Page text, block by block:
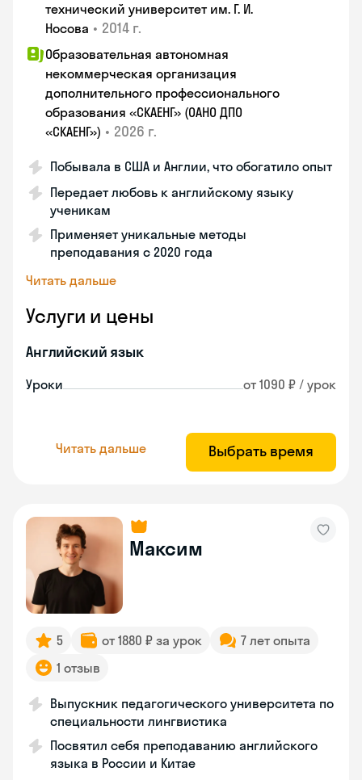
технический университет им. Г. И.
Носова • 2014 г.
Образовательная автономная
некоммерческая организация
дополнительного профессионального
образования «СКАЕНГ» (ОАНО ДПО
«СКАЕНГ») • 2026 г.
Побывала в США и Англии, что обогатило опыт
Передает любовь к английскому языку
ученикам
Применяет уникальные методы
преподавания с 2020 года
Читать дальше
Услуги и цены
Английский язык
Уроки от 1090 ₽ / урок
Читать дальше Выбрать время
Максим
5 от 1880 ₽ за урок
7 лет опыта
1 отзыв
Выпускник педагогического университета по
специальности лингвистика
Посвятил себя преподаванию английского
языка в России и Китае